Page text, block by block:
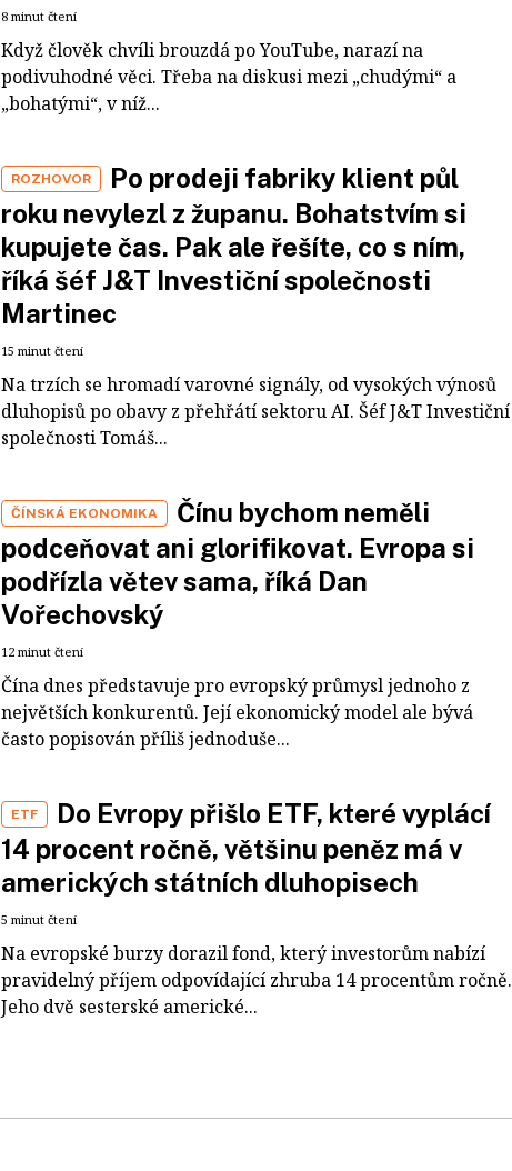
8 minut čtení
Když člověk chvíli brouzdá po YouTube, narazí na
podivuhodné věci. Třeba na diskusi mezi „chudými“ a
„bohatými“, v níž...
ROZHOVOR
Po prodeji fabriky klient půl
roku nevylezl z županu. Bohatstvím si
kupujete čas. Pak ale řešíte, co s ním,
říká šéf J&T Investiční společnosti
Martinec
15 minut čtení
Na trzích se hromadí varovné signály, od vysokých výnosů
dluhopisů po obavy z přehřátí sektoru AI. Šéf J&T Investiční
společnosti Tomáš...
ČÍNSKÁ EKONOMIKA
Čínu bychom neměli
podceňovat ani glorifikovat. Evropa si
podřízla větev sama, říká Dan
Vořechovský
12 minut čtení
Čína dnes představuje pro evropský průmysl jednoho z
největších konkurentů. Její ekonomický model ale bývá
často popisován příliš jednoduše...
ETF
Do Evropy přišlo ETF, které vyplácí
14 procent ročně, většinu peněz má v
amerických státních dluhopisech
5 minut čtení
Na evropské burzy dorazil fond, který investorům nabízí
pravidelný příjem odpovídající zhruba 14 procentům ročně.
Jeho dvě sesterské americké...